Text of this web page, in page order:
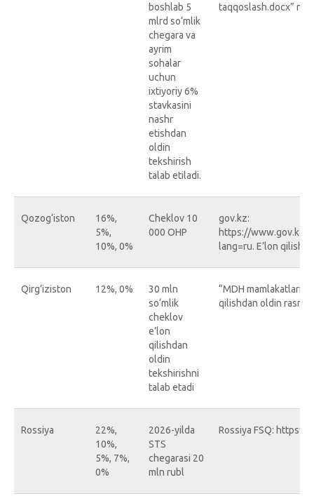
boshlab 5
mlrd so‘mlik
chegara va
ayrim
sohalar
uchun
ixtiyoriy 6%
stavkasini
nashr
etishdan
oldin
tekshirish
talab etiladi.
taqqoslash.docx”
Qozog‘iston
16%,
5%,
10%, 0%
Cheklov 10
000 OHP
gov.kz:
https://www.gov.kz/
lang=ru. E’lon
Qirg‘iziston 12%, 0%
30 mln
so‘mlik
cheklov
e’lon
qilishdan
oldin
tekshirishni
talab etadi
“MDH
qilishdan oldin rasmiy
Rossiya
22%,
10%,
5%, 7%,
0%
2026-yilda
STS
chegarasi 20
mln rubl
Rossiya FSQ: